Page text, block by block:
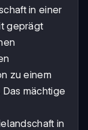
in einer
geprägt
zu einem
mächtige
in